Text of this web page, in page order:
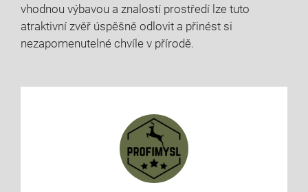
vhodnou ‍výbavou a znalostí prostředí lze tuto
⁤atraktivní​ zvěř úspěšně‌ odlovit a přinést si
nezapomenutelné chvíle ‍v ⁣přírodě.⁣